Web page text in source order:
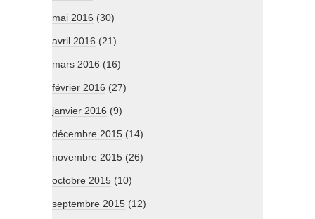
mai 2016 (30)
avril 2016 (21)
mars 2016 (16)
février 2016 (27)
janvier 2016 (9)
décembre 2015 (14)
novembre 2015 (26)
octobre 2015 (10)
septembre 2015 (12)